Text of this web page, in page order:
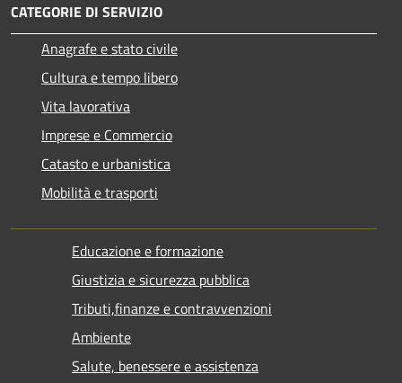
CATEGORIE DI SERVIZIO
Anagrafe e stato civile
Cultura e tempo libero
Vita lavorativa
Imprese e Commercio
Catasto e urbanistica
Mobilità e trasporti
Educazione e formazione
Giustizia e sicurezza pubblica
Tributi,finanze e contravvenzioni
Ambiente
Salute, benessere e assistenza